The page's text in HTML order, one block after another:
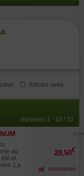
Articles rares
réponses 1 - 10 / 10
au
été et
La
genre
28,50€
à
commander